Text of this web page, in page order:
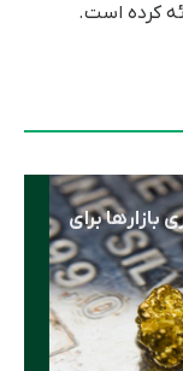
کرده است.
برای